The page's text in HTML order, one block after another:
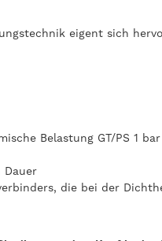
eigent sich
Belastung GT/PS 1 bar
Dauer
die bei der